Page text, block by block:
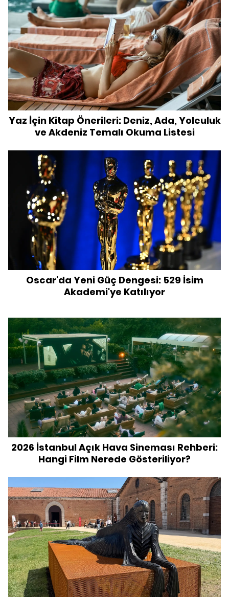
Yaz İçin Kitap Önerileri: Deniz, Ada, Yolculuk
ve Akdeniz Temalı Okuma Listesi
Oscar'da Yeni Güç Dengesi: 529 İsim
Akademi'ye Katılıyor
2026 İstanbul Açık Hava Sineması Rehberi:
Hangi Film Nerede Gösteriliyor?